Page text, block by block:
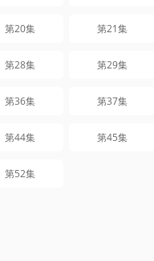
第20集 第21集
第28集 第29集
第36集 第37集
第44集 第45集
第52集